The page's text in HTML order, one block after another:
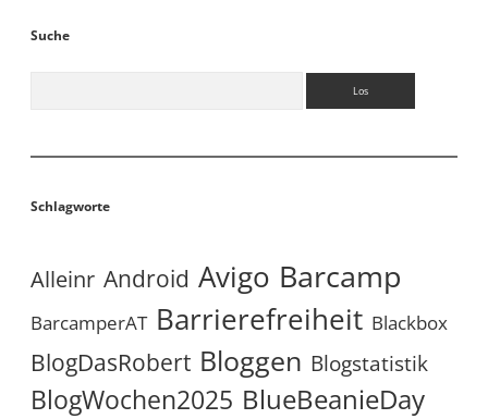
Suche
Schlagworte
Alleinr Android Avigo Barcamp
BarcamperAT Barrierefreiheit Blackbox
BlogDasRobert Bloggen Blogstatistik
BlogWochen2025 BlueBeanieDay